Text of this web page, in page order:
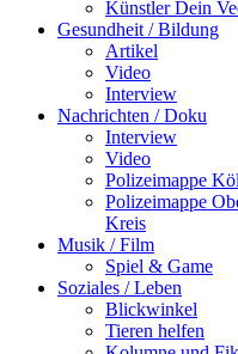
Künstler Dein
Gesundheit / Bildung
Artikel
Video
Interview
Nachrichten / Doku
Interview
Video
Polizeimappe
Polizeimappe
Kreis
Musik / Film
Spiel & Game
Soziales / Leben
Blickwinkel
Tieren helfen